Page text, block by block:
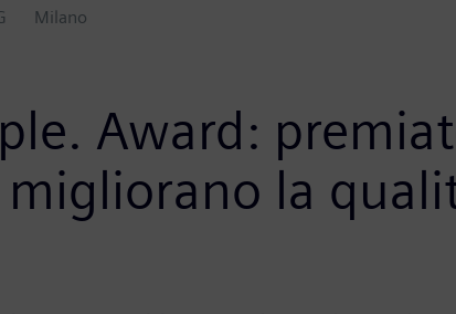
Milano
Award:
la